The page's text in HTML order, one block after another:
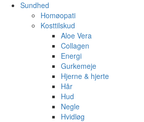
Sundhed
Homøopati
Kosttilskud
Aloe Vera
Collagen
Energi
Gurkemeje
Hjerne & hjerte
Hår
Hud
Negle
Hvidløg